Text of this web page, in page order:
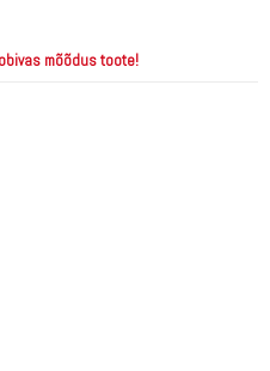
mõõdus toote!